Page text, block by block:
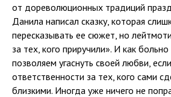
от дореволюционных традиций
Данила написал сказку, которая
пересказывать ее сюжет, но
за тех, кого приручили». И как
позволяем угаснуть своей любви,
ответственности за тех, кого сами
близкими. Иногда уже ничего не